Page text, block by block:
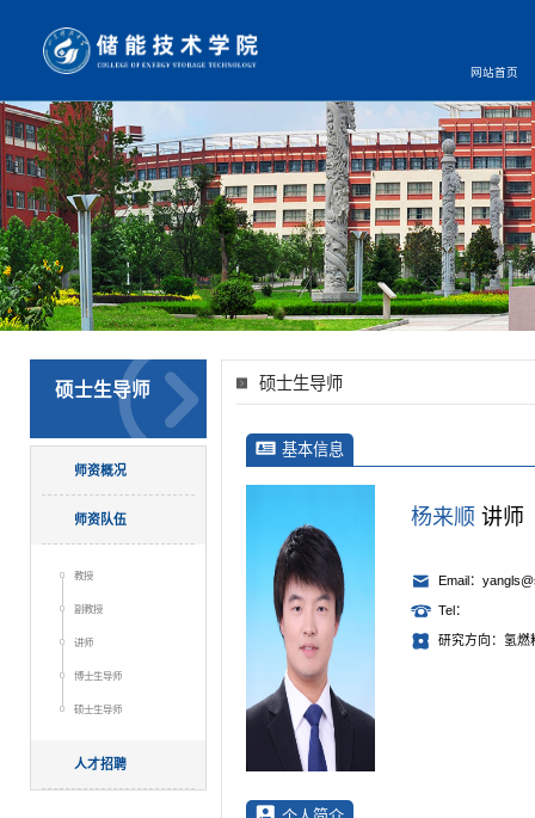
网站首页
硕士生导师
师资概况
师资队伍
教授
副教授
讲师
博士生导师
硕士生导师
人才招聘
硕士生导师
基本信息
杨来顺 讲师
Email：
Tel：
研究方向：氢燃